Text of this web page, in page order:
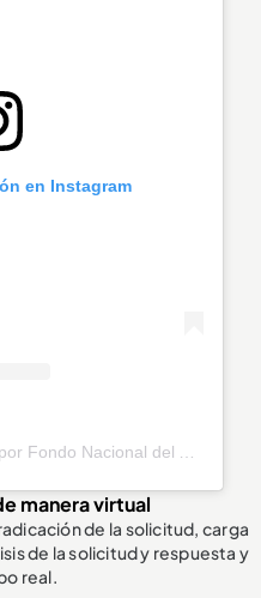
en Instagram
manera virtual
de la solicitud, carga
de la solicitud y respuesta y
real.